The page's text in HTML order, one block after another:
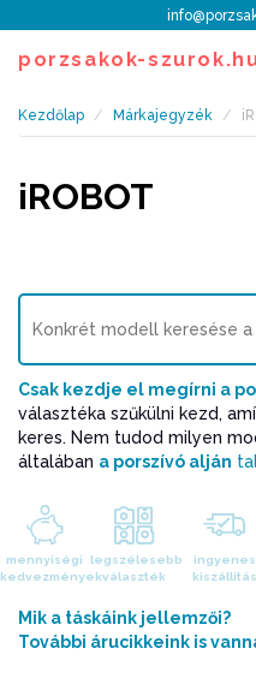
porzsakok-
Kezdőlap Márkajegyzék
iROBOT
Csak kezdje el megírni a
választéka szűkülni kezd,
keres. Nem tudod milyen
általában a porszívó alján
mennyiségi
kedvezmények
legszélesebb
választék
ingyenes
kiszállítás
Mik a táskáink jellemzői?
További árucikkeink is